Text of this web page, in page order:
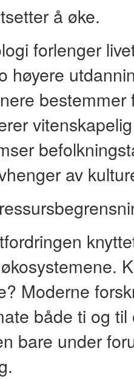
å øke.
forlenger
høyere
av
Moderne
både ti og
bare under